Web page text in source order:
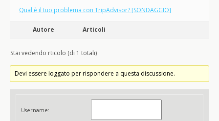
Qual è il tuo problema con TripAdvisor? [SONDAGGIO]
Autore Articoli
Stai vedendo rticolo (di 1 totali)
Devi essere loggato per rispondere a questa discussione.
Username: